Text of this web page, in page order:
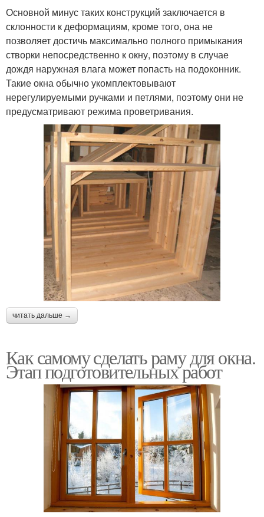
Основной минус таких конструкций заключается в
склонности к деформациям, кроме того, она не
позволяет достичь максимально полного примыкания
створки непосредственно к окну, поэтому в случае
дождя наружная влага может попасть на подоконник.
Такие окна обычно укомплектовывают
нерегулируемыми ручками и петлями, поэтому они не
предусматривают режима проветривания.
читать дальше →
Как самому сделать раму для окна.
Этап подготовительных работ